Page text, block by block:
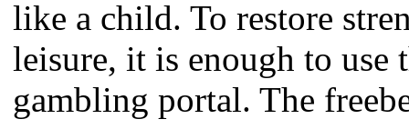
like a child. To restore
leisure, it is enough to use
gambling portal. The